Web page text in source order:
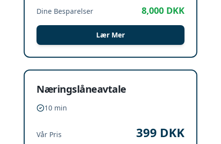
Dine Besparelser 8,000 DKK
Lær Mer
Næringslåneavtale
10 min
Vår Pris 399 DKK